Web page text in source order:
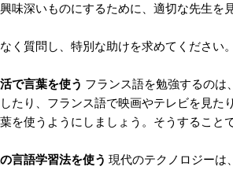
味深いものにするために、適切な先生を
く質問し、特別な助けを求めてください。
で言葉を使う フランス語を勉強するのは
たり、フランス語で映画やテレビを見た
を使うようにしましょう。そうすること
言語学習法を使う 現代のテクノロジーは